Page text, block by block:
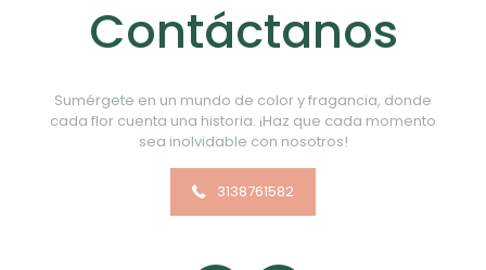
Contáctanos
Sumérgete en un mundo de color y fragancia, donde
cada flor cuenta una historia. ¡Haz que cada momento
sea inolvidable con nosotros!
3138761582